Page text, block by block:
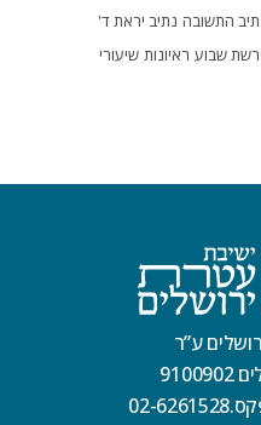
התשובה נתיב יראת ד'
שבוע ראיונות שיעורי
ע”ר
6261528